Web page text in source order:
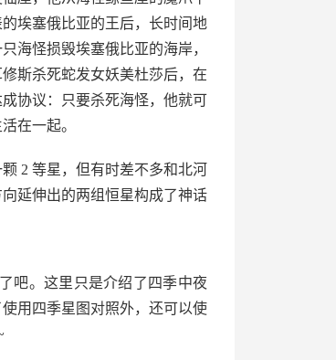
埃塞俄比亚的王后，长时间地
海怪损毁埃塞俄比亚的海岸，
斯杀死蛇发女妖美杜莎后，在
协议：只要杀死海怪，他就可
在一起。
2 等星，但有时差不多和北河
延伸出的两组恒星构成了神话
吧。这里只是介绍了四季中夜
用四季星图对照外，还可以使